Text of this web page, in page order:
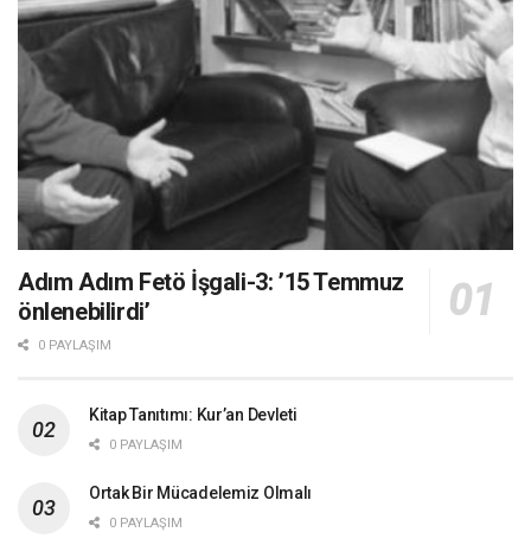
Adım Adım Fetö İşgali-3: ’15 Temmuz
önlenebilirdi’
0 PAYLAŞIM
Kitap Tanıtımı: Kur’an Devleti
0 PAYLAŞIM
Ortak Bir Mücadelemiz Olmalı
0 PAYLAŞIM